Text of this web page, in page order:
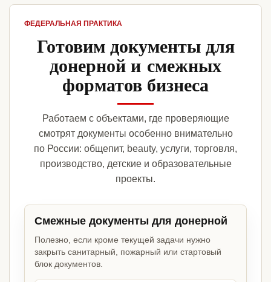
ФЕДЕРАЛЬНАЯ ПРАКТИКА
Готовим документы для
донерной и смежных
форматов бизнеса
Работаем с объектами, где проверяющие
смотрят документы особенно внимательно
по России: общепит, beauty, услуги, торговля,
производство, детские и образовательные
проекты.
Смежные документы для донерной
Полезно, если кроме текущей задачи нужно
закрыть санитарный, пожарный или стартовый
блок документов.